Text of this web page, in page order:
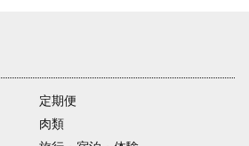
定期便
肉類